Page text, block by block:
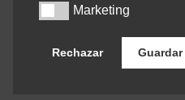
MarketingMarketing
Rechazar Guardar